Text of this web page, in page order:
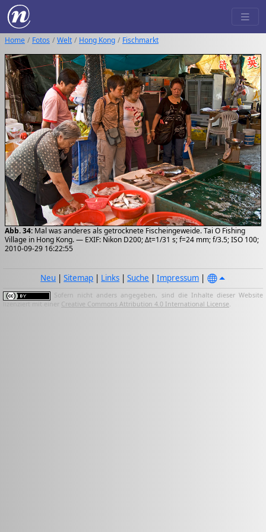
Home Fotos Welt Hong Kong Fischmarkt
Abb. 34: Mal was anderes als getrocknete Fischeingeweide. Tai O Fishing
Village in Hong Kong. — EXIF: Nikon D200; Δt=1/31 s; f=24 mm; f/3.5; ISO 100;
2010-09-29 16:22:55
Neu |Sitemap | Links |Suche |Impressum |
Sofern nicht anders angegeben, sind die Inhalte dieser Website
lizenziert mit einer Creative Commons Attribution 4.0 International License.